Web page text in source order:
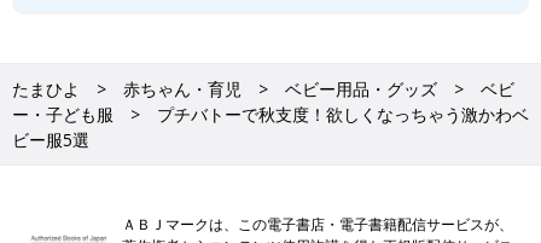
たまひよ 赤ちゃん・育児 ベビー用品・グッズ
ベビ
ー・子ども服
プチバトーで秋支度！欲しくなっちゃう激かわベ
ビー服5選
ＡＢＪマークは、この電子書店・電子書籍配信サービスが、